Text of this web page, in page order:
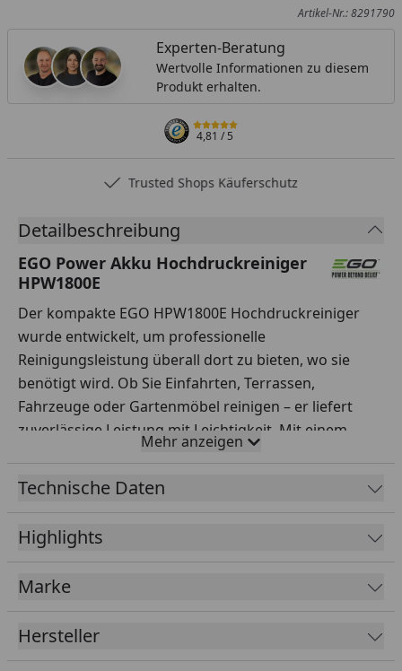
Artikel-Nr.: 8291790
Experten-Beratung
Wertvolle Informationen zu diesem
Produkt erhalten.
4,81/ 5
Trusted Shops Käuferschutz
Detailbeschreibung
EGO Power Akku Hochdruckreiniger
HPW1800E
Der kompakte EGO HPW1800E Hochdruckreiniger
wurde entwickelt, um professionelle
Reinigungsleistung überall dort zu bieten, wo sie
benötigt wird. Ob Sie Einfahrten, Terrassen,
Fahrzeuge oder Gartenmöbel reinigen – er liefert
zuverlässige Leistung mit Leichtigkeit. Mit einem
maximalen Druck von 125 bar (1800 PSI) und einem
1400-W-Motor bietet er die Kraft, um ein breites
Spektrum an Reinigungsaufgaben zu bewältigen. Die
des Wasserstrahls – von sanftem Spülen
gegen hartnäckigen Schmutz. Das kompakte Design
mit integrierter Aufbewahrung für Lanze und
Schlauch erleichtert das Tragen, Lagern und den
Transport. Dank Schnellkupplungssystem können die
Mehr anzeigen
Technische Daten
Highlights
Marke
Hersteller